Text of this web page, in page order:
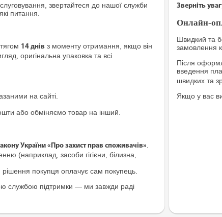
звертайтеся до нашої служби
питання.
14 днів з моменту отримання, якщо він
оригінальна упаковка та всі
на сайті.
або обміняємо товар на інший.
України «Про захист прав споживачів»
(наприклад, засоби гігієни, білизна,
покупця оплачує сам покупець.
службою підтримки — ми завжди раді
Зверніть
Онлайн-
Швидкий та
замовлення
Після
введення
швидких та
Якщо у вас